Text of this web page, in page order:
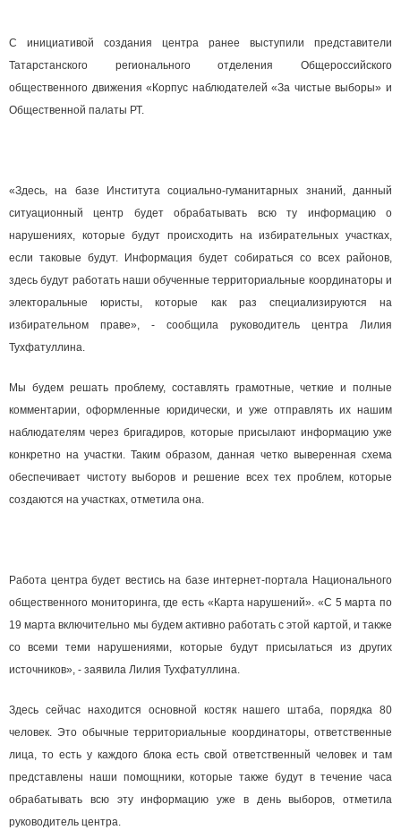
С инициативой создания центра ранее выступили представители
Татарстанского регионального отделения Общероссийского
общественного движения «Корпус наблюдателей «За чистые выборы» и
Общественной палаты РТ.
«Здесь, на базе Института социально-гуманитарных знаний, данный
ситуационный центр будет обрабатывать всю ту информацию о
нарушениях, которые будут происходить на избирательных участках,
если таковые будут. Информация будет собираться со всех районов,
здесь будут работать наши обученные территориальные координаторы и
электоральные юристы, которые как раз специализируются на
избирательном праве», - сообщила руководитель центра Лилия
Тухфатуллина.
Мы будем решать проблему, составлять грамотные, четкие и полные
комментарии, оформленные юридически, и уже отправлять их нашим
наблюдателям через бригадиров, которые присылают информацию уже
конкретно на участки. Таким образом, данная четко выверенная схема
обеспечивает чистоту выборов и решение всех тех проблем, которые
создаются на участках, отметила она.
Работа центра будет вестись на базе интернет-портала Национального
общественного мониторинга, где есть «Карта нарушений». «С 5 марта по
19 марта включительно мы будем активно работать с этой картой, и также
со всеми теми нарушениями, которые будут присылаться из других
источников», - заявила Лилия Тухфатуллина.
Здесь сейчас находится основной костяк нашего штаба, порядка 80
человек. Это обычные территориальные координаторы, ответственные
лица, то есть у каждого блока есть свой ответственный человек и там
представлены наши помощники, которые также будут в течение часа
обрабатывать всю эту информацию уже в день выборов, отметила
руководитель центра.